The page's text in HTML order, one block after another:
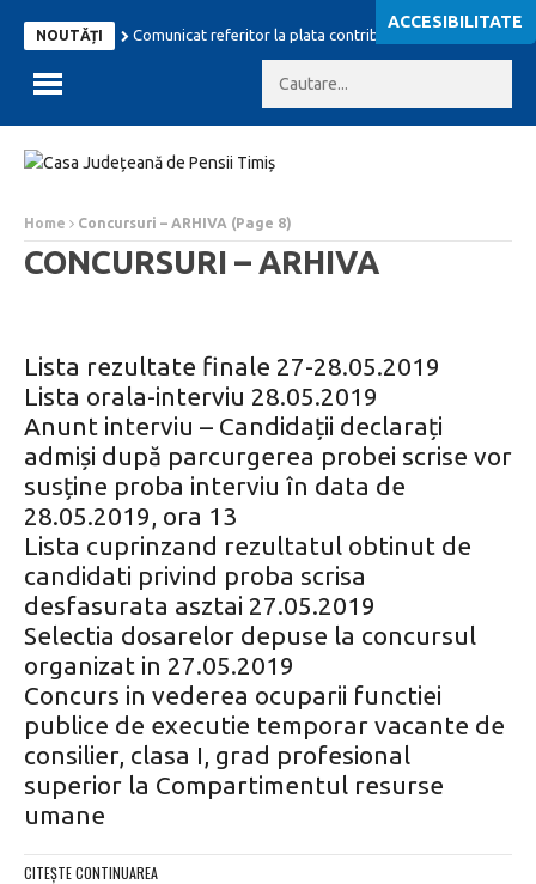
NOUTĂȚI Comunicat referitor la plata contributiilor sociale
Home Concursuri – ARHIVA (Page 8)
CONCURSURI – ARHIVA
Lista rezultate finale 27-28.05.2019
Lista orala-interviu 28.05.2019
Anunt interviu – Candidații declarați
admiși după parcurgerea probei scrise vor
susține proba interviu în data de
28.05.2019, ora 13
Lista cuprinzand rezultatul obtinut de
candidati privind proba scrisa
desfasurata asztai 27.05.2019
Selectia dosarelor depuse la concursul
organizat in 27.05.2019
Concurs in vederea ocuparii functiei
publice de executie temporar vacante de
consilier, clasa I, grad profesional
superior la Compartimentul resurse
umane
CITEȘTE CONTINUAREA
ACCESIBILITATE